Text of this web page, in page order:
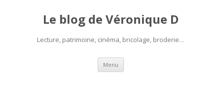
Le blog de Véronique D
Lecture, patrimoine, cinéma, bricolage, broderie…
Menu Aller
contenu